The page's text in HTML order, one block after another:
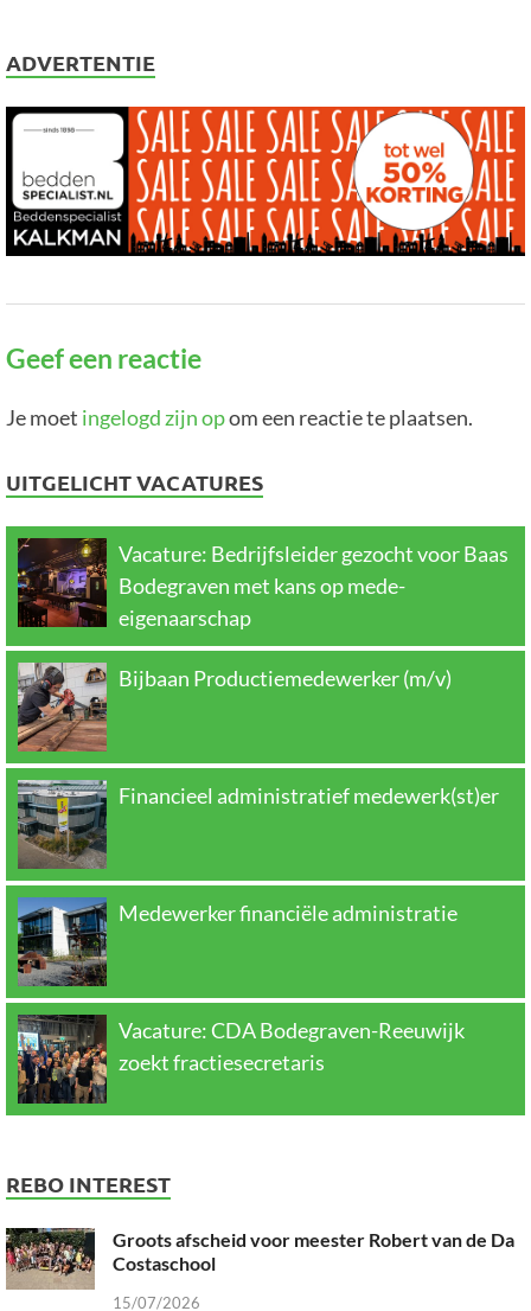
ADVERTENTIE
Geef een reactie
Je moet ingelogd zijn opom een reactie te plaatsen.
UITGELICHT VACATURES
Vacature: Bedrijfsleider gezocht voor Baas
Bodegraven met kans op mede-
eigenaarschap
Bijbaan Productiemedewerker (m/v)
Financieel administratief medewerk(st)er
Medewerker financiële administratie
Vacature: CDA Bodegraven-Reeuwijk
zoekt fractiesecretaris
REBO INTEREST
Groots afscheid voor meester Robert van de Da
Costaschool
15/07/2026